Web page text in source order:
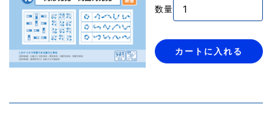
数量
カートに入れる